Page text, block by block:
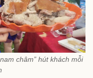
châm” hút khách mỗi